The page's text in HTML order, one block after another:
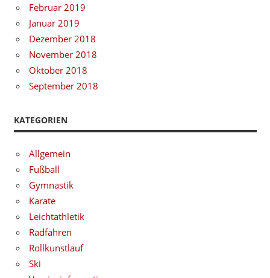
Februar 2019
Januar 2019
Dezember 2018
November 2018
Oktober 2018
September 2018
KATEGORIEN
Allgemein
Fußball
Gymnastik
Karate
Leichtathletik
Radfahren
Rollkunstlauf
Ski